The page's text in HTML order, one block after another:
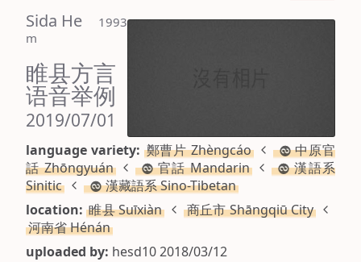
Sida He
1993
m
睢县方言
语音举例
2019/07/01
language variety: 鄭曹片 Zhèngcáo
中原官
話 Zhōngyuán
官話 Mandarin
漢語系
Sinitic
漢藏語系 Sino-Tibetan
location:睢县 Suīxiàn
商丘市 Shāngqiū City
河南省 Hénán
uploaded by: hesd10 2018/03/12